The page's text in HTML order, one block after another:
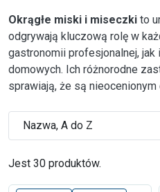
Okrągłe miski i miseczki to
odgrywają kluczową rolę w
gastronomii profesjonalnej,
domowych. Ich różnorodne
sprawiają, że są
Jest 30 produktów.
Nazwa, A do Z